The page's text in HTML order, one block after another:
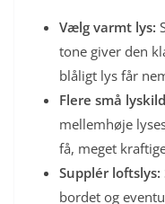
Vælg varmt lys:
tone giver den
blåligt lys får
Flere små
mellemhøje
få, meget
Supplér loftslys:
bordet og